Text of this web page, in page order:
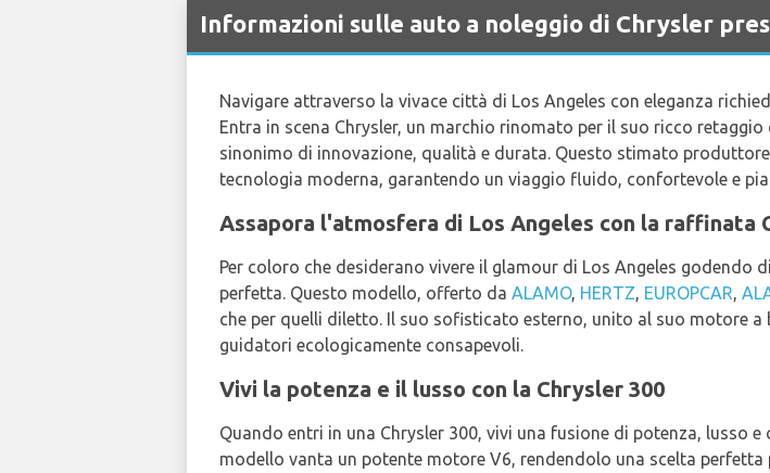
Informazioni sulle auto a noleggio di Chrysler
Navigare attraverso la vivace città di Los Angeles con eleganza
Entra in scena Chrysler, un marchio rinomato per il suo ricco
sinonimo di innovazione, qualità e durata. Questo stimato
tecnologia moderna, garantendo un viaggio fluido, confortevole e
Assapora l'atmosfera di Los Angeles con la raffinata
Per coloro che desiderano vivere il glamour di Los Angeles godendo
perfetta. Questo modello, offerto da ALAMO, HERTZ, EUROPCAR,
che per quelli diletto. Il suo sofisticato esterno, unito al suo motore
guidatori ecologicamente consapevoli.
Vivi la potenza e il lusso con la Chrysler 300
Quando entri in una Chrysler 300, vivi una fusione di potenza, lusso
modello vanta un potente motore V6, rendendolo una scelta